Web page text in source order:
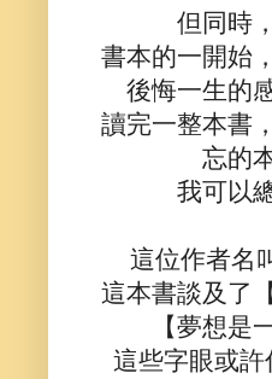
但同時
書本的一開始
後悔一生的
讀完一整本書
忘的
我可以
這位作者名
這本書談及了
【夢想是
這些字眼或